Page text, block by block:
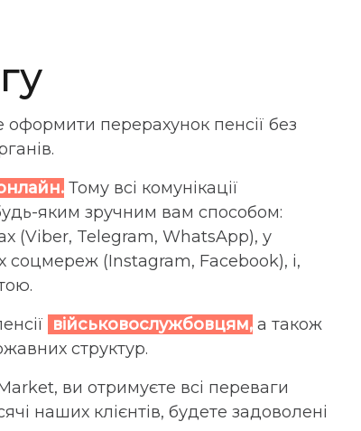
перерахунок пенсії без
Тому всі комунікації
яким зручним вам способом:
(Viber, Telegram, WhatsApp), у
соцмереж (Instagram, Facebook), і,
військовослужбовцям, а також
структур.
ви отримуєте всі переваги
наших клієнтів, будете задоволені